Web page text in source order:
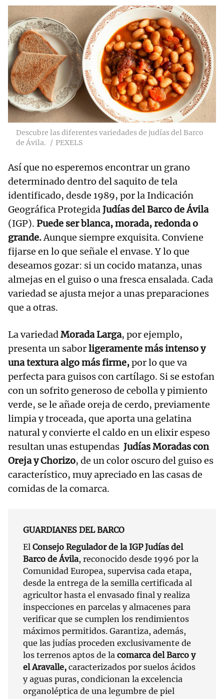
Descubre las diferentes variedades de judías del Barco
de Ávila.
PEXELS
Así que no esperemos encontrar un grano
determinado dentro del saquito de tela
identificado, desde 1989, por la Indicación
Geográfica ProtegidaJudías del Barco de Ávila
(IGP). Puede ser blanca, morada, redonda o
grande.Aunque siempre exquisita. Conviene
fijarse en lo que señale el envase. Y lo que
deseamos gozar: si un cocido matanza, unas
almejas en el guiso o una fresca ensalada. Cada
variedad se ajusta mejor a unas preparaciones
que a otras.
La variedadMorada Larga, por ejemplo,
presenta un saborligeramente más intenso y
una textura algo más firme,por lo que va
perfecta para guisos con cartílago. Si se estofan
con un sofrito generoso de cebolla y pimiento
verde, se le añade oreja de cerdo, previamente
limpia y troceada, que aporta una gelatina
natural y convierte el caldo en un elixir espeso
resultan unas estupendas Judías Moradas con
Oreja y Chorizo, de un color oscuro del guiso es
característico, muy apreciado en las casas de
comidas de la comarca.
GUARDIANES DEL BARCO
El Consejo Regulador de la IGP Judías del
Barco de Ávila, reconocido desde 1996 por la
Comunidad Europea, supervisa cada etapa,
desde la entrega de la semilla certificada al
agricultor hasta el envasado final y realiza
inspecciones en parcelas y almacenes para
verificar que se cumplen los rendimientos
máximos permitidos. Garantiza, además,
que las judías proceden exclusivamente de
los terrenos aptos de la comarca del Barco y
el Aravalle, caracterizados por suelos ácidos
y aguas puras, condicionan la excelencia
organoléptica de una legumbre de piel